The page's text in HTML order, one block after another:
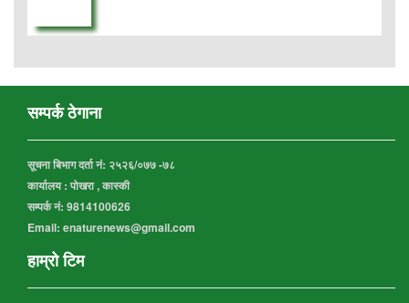
सम्पर्क ठेगाना
सूचना बिभाग दर्ता नं: २५२६/०७७ -७८
कार्यालय : पोखरा , कास्की
सम्पर्क नं: 9814100626
Email: enaturenews@gmail.com
हाम्रो टिम